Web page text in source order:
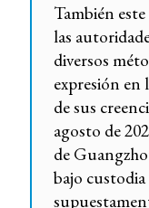
También
las
diversos
expresión en
de sus
agosto de
de
bajo